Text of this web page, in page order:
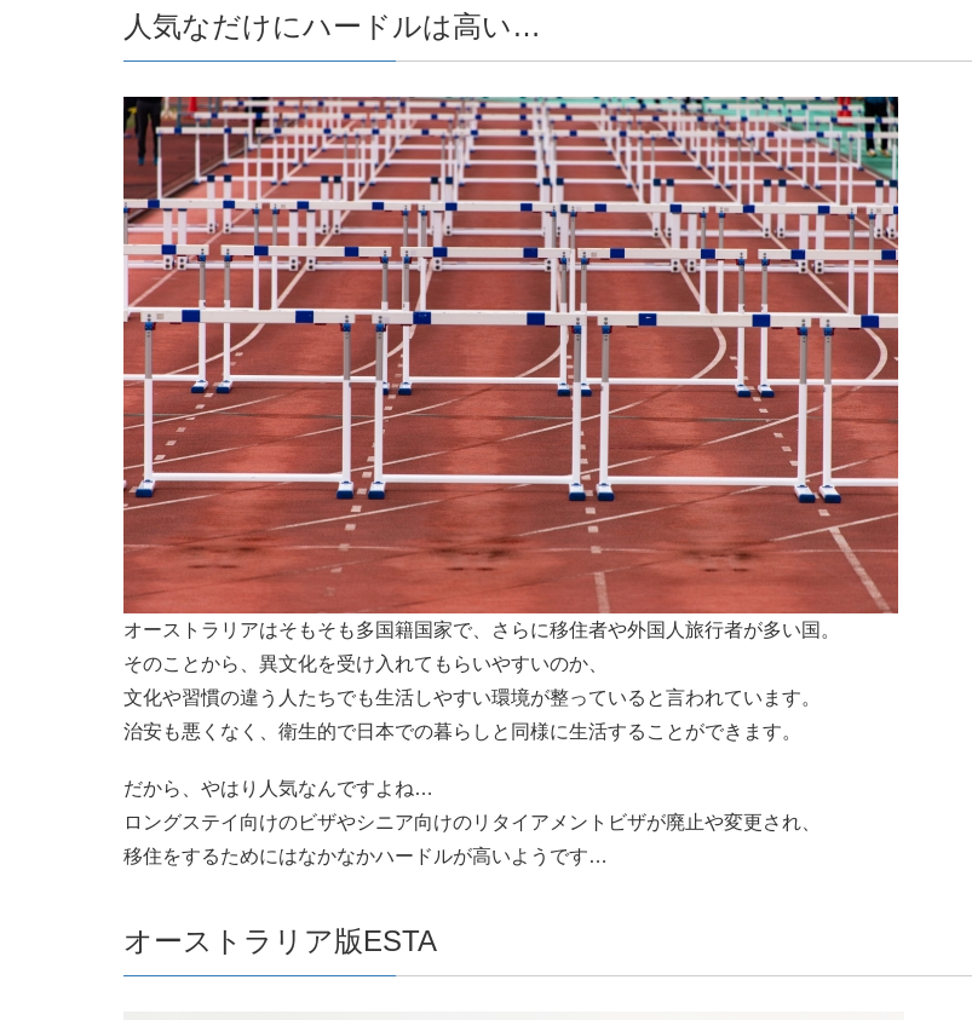
人気なだけにハードルは高い…
オーストラリアはそもそも多国籍国家で、さらに移住者や外国人旅行者が多い国。
そのことから、異文化を受け入れてもらいやすいのか、
文化や習慣の違う人たちでも生活しやすい環境が整っていると言われています。
治安も悪くなく、衛生的で日本での暮らしと同様に生活することができます。
だから、やはり人気なんですよね…
ロングステイ向けのビザやシニア向けのリタイアメントビザが廃止や変更され、
移住をするためにはなかなかハードルが高いようです…
オーストラリア版ESTA